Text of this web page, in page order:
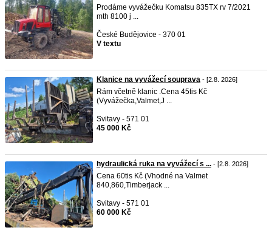
Prodáme vyvážečku Komatsu 835TX rv 7/2021
mth 8100 j ...
České Budějovice - 370 01
V textu
Klanice na vyvážecí souprava - [2.8. 2026]
Rám včetně klanic .Cena 45tis Kč
(Vyvážečka,Valmet,J ...
Svitavy - 571 01
45 000 Kč
hydraulická ruka na vyvážecí s ... - [2.8. 2026]
Cena 60tis Kč (Vhodné na Valmet
840,860,Timberjack ...
Svitavy - 571 01
60 000 Kč